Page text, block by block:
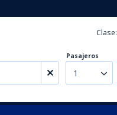
Clase:
Pasajeros
1